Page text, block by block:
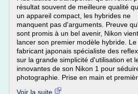
résultat souvent de meilleure qualité
un appareil compact, les hybrides ne
manquent pas d'arguments. Preuve
sont promis à un bel avenir, Nikon
lancer son premier modèle hybride. Le
fabricant japonais spécialiste des
sur la grande simplicité d'utilisation et
innovantes de son Nikon 1 pour
photographie. Prise en main et
Voir la suite